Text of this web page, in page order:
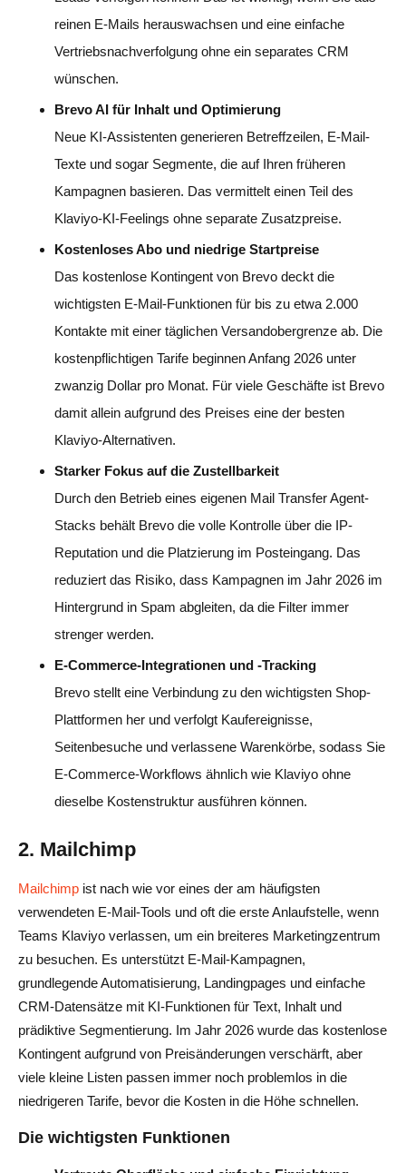
reinen E-Mails herauswachsen und eine einfache
Vertriebsnachverfolgung ohne ein separates CRM
wünschen.
Brevo AI für Inhalt und Optimierung
Neue KI-Assistenten generieren Betreffzeilen, E-Mail-
Texte und sogar Segmente, die auf Ihren früheren
Kampagnen basieren. Das vermittelt einen Teil des
Klaviyo-KI-Feelings ohne separate Zusatzpreise.
Kostenloses Abo und niedrige Startpreise
Das kostenlose Kontingent von Brevo deckt die
wichtigsten E-Mail-Funktionen für bis zu etwa 2.000
Kontakte mit einer täglichen Versandobergrenze ab. Die
kostenpflichtigen Tarife beginnen Anfang 2026 unter
zwanzig Dollar pro Monat. Für viele Geschäfte ist Brevo
damit allein aufgrund des Preises eine der besten
Klaviyo-Alternativen.
Starker Fokus auf die Zustellbarkeit
Durch den Betrieb eines eigenen Mail Transfer Agent-
Stacks behält Brevo die volle Kontrolle über die IP-
Reputation und die Platzierung im Posteingang. Das
reduziert das Risiko, dass Kampagnen im Jahr 2026 im
Hintergrund in Spam abgleiten, da die Filter immer
strenger werden.
E-Commerce-Integrationen und -Tracking
Brevo stellt eine Verbindung zu den wichtigsten Shop-
Plattformen her und verfolgt Kaufereignisse,
Seitenbesuche und verlassene Warenkörbe, sodass Sie
E-Commerce-Workflows ähnlich wie Klaviyo ohne
dieselbe Kostenstruktur ausführen können.
2. Mailchimp
Mailchimp ist nach wie vor eines der am häufigsten
verwendeten E-Mail-Tools und oft die erste Anlaufstelle, wenn
Teams Klaviyo verlassen, um ein breiteres Marketingzentrum
zu besuchen. Es unterstützt E-Mail-Kampagnen,
grundlegende Automatisierung, Landingpages und einfache
CRM-Datensätze mit KI-Funktionen für Text, Inhalt und
prädiktive Segmentierung. Im Jahr 2026 wurde das kostenlose
Kontingent aufgrund von Preisänderungen verschärft, aber
viele kleine Listen passen immer noch problemlos in die
niedrigeren Tarife, bevor die Kosten in die Höhe schnellen.
Die wichtigsten Funktionen